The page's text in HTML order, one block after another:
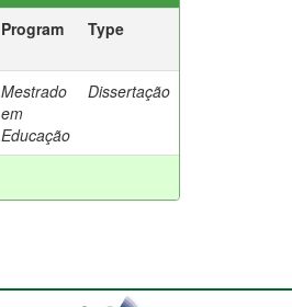
Program Type
Mestrado
em
Educação
Dissertação